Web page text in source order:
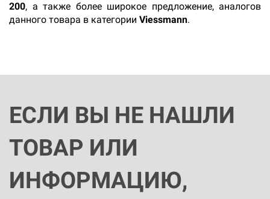
200, а также более широкое предложение, аналогов
данного товара в категории Viessmann.
ЕСЛИ ВЫ НЕ НАШЛИ
ТОВАР ИЛИ
ИНФОРМАЦИЮ,